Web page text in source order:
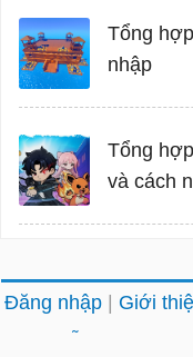
Tổng
nhập
Tổng
và cách
Đăng nhập Giới